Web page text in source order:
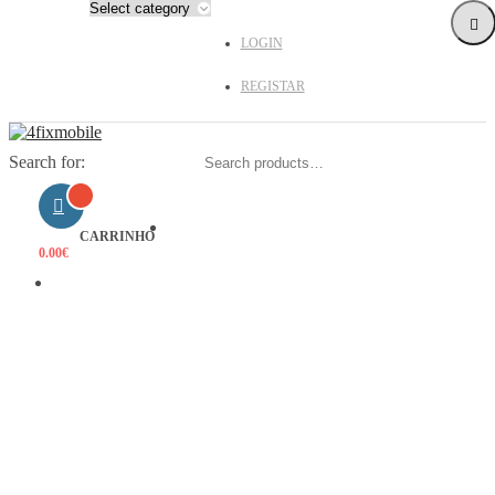
LOGIN
REGISTAR
Search for:
CARRINHO
0.00€